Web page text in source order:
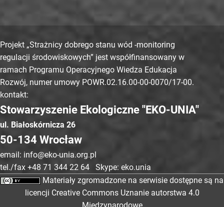
Projekt „Strażnicy dobrego stanu wód -monitoring
regulacji środowiskowych” jest współfinansowany w
ramach Programu Operacyjnego Wiedza Edukacja
Rozwój, numer umowy POWR.02.16.00-00-0070/17-00.
kontakt:
Stowarzyszenie Ekologiczne "EKO-UNIA"
ul. Białoskórnicza 26
50-134 Wrocław
email: info@eko-unia.org.pl
tel./fax +48 71 344 22 64 Skype: eko.unia
Materiały zgromadzone na serwisie dostępne są na
licencji Creative Commons Uznanie autorstwa 4.0
Międzynarodowe